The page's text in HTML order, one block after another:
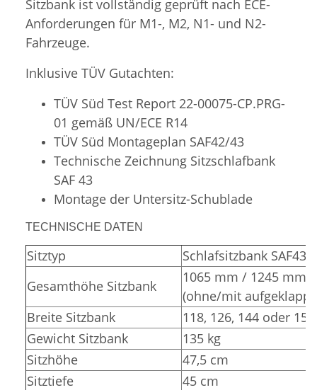
Sitzbank ist vollständig geprüft nach ECE-
Anforderungen für M1-, M2, N1- und N2-
Fahrzeuge.
Inklusive TÜV Gutachten:
TÜV Süd Test Report 22-00075-CP.PRG-
01 gemäß UN/ECE R14
TÜV Süd Montageplan SAF42/43
Technische Zeichnung Sitzschlafbank
SAF 43
Montage der Untersitz-Schublade
TECHNISCHE DATEN
Sitztyp
Schlafsitzbank SAF43
Gesamthöhe Sitzbank
1065 mm / 1245 mm
(ohne/mit
Breite Sitzbank
118, 126, 144 oder
Gewicht Sitzbank
135 kg
Sitzhöhe
47,5 cm
Sitztiefe
45 cm